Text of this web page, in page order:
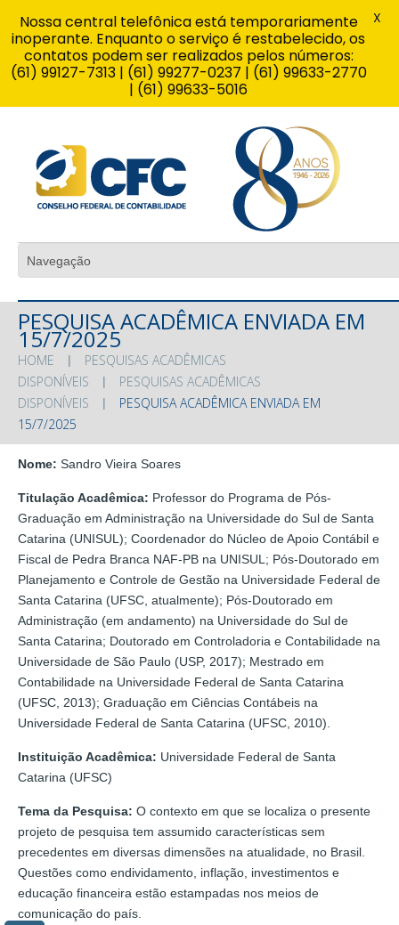
PESQUISA ACADÊMICA ENVIADA EM
15/7/2025
HOME
PESQUISAS ACADÊMICAS
DISPONÍVEIS
PESQUISAS ACADÊMICAS
DISPONÍVEIS
PESQUISA ACADÊMICA ENVIADA EM
15/7/2025
Nome: Sandro Vieira Soares
Titulação Acadêmica: Professor do Programa de Pós-
Graduação em Administração na Universidade do Sul de Santa
Catarina (UNISUL); Coordenador do Núcleo de Apoio Contábil e
Fiscal de Pedra Branca NAF-PB na UNISUL; Pós-Doutorado em
Planejamento e Controle de Gestão na Universidade Federal de
Santa Catarina (UFSC, atualmente); Pós-Doutorado em
Administração (em andamento) na Universidade do Sul de
Santa Catarina; Doutorado em Controladoria e Contabilidade na
Universidade de São Paulo (USP, 2017); Mestrado em
Contabilidade na Universidade Federal de Santa Catarina
(UFSC, 2013); Graduação em Ciências Contábeis na
Universidade Federal de Santa Catarina (UFSC, 2010).
Instituição Acadêmica: Universidade Federal de Santa
Catarina (UFSC)
Tema da Pesquisa: O contexto em que se localiza o presente
projeto de pesquisa tem assumido características sem
precedentes em diversas dimensões na atualidade, no Brasil.
Questões como endividamento, inflação, investimentos e
educação financeira estão estampadas nos meios de
comunicação do país.
Nossa central telefônica está temporariamente
inoperante. Enquanto o serviço é restabelecido, os
contatos podem ser realizados pelos números:
(61) 99127-7313 | (61) 99277-0237 | (61) 99633-2770
| (61) 99633-5016
X